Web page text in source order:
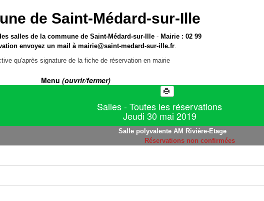
de Saint-Médard-sur-Ille
salles de la commune de Saint-Médard-sur-Ille - Mairie : 02 99
envoyez un mail àmairie@saint-medard-sur-ille.fr.
qu'après signature de la fiche de réservation en mairie
Menu (ouvrir/fermer)
Salles - Toutes les réservations
Jeudi 30 mai 2019
Salle polyvalente AM Rivière-Etage
Réservations non confirmées